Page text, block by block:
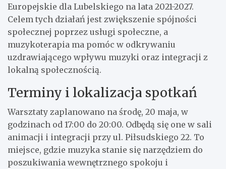
Europejskie dla Lubelskiego na lata 2021-2027.
Celem tych działań jest zwiększenie spójności
społecznej poprzez usługi społeczne, a
muzykoterapia ma pomóc w odkrywaniu
uzdrawiającego wpływu muzyki oraz integracji z
lokalną społecznością.
Terminy i lokalizacja spotkań
Warsztaty zaplanowano na środę, 20 maja, w
godzinach od 17:00 do 20:00. Odbędą się one w sali
animacji i integracji przy ul. Piłsudskiego 22. To
miejsce, gdzie muzyka stanie się narzędziem do
poszukiwania wewnętrznego spokoju i